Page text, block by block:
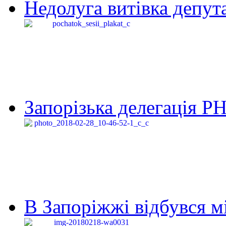
Недолуга витівка
Запорізька делегація
В Запоріжжі відбувся